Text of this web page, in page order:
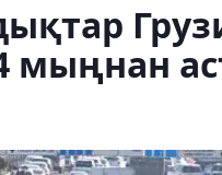
мыңнан